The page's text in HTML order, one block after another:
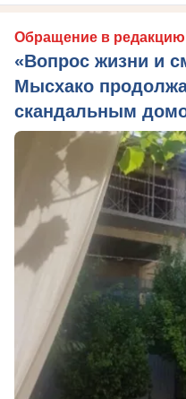
Обращение в редакцию
«Вопрос жизни и
Мысхако
скандальным